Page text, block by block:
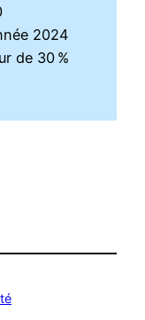
2024
de 30 %